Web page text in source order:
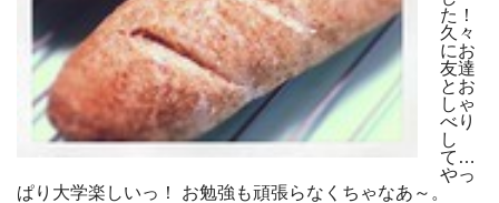
た！
久々
にお
友達
とお
しゃ
べり
し
て…
やっ
ぱり大学楽しいっ！ お勉強も頑張らなくちゃなあ～。